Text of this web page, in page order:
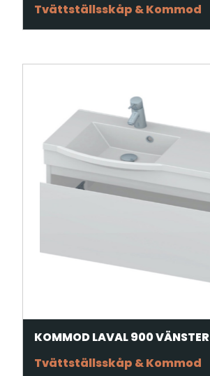
Tvättställsskåp & Kommod
KOMMOD LAVAL 900 VÄNSTER
Tvättställsskåp & Kommod